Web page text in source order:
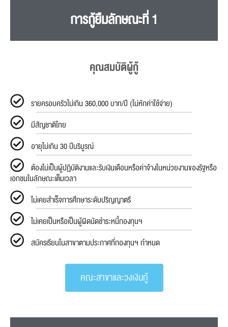
การกู้ยืมลักษณะที่ 1
คุณสมบัติผู้กู้
รายครอบครัวไม่เกิน 360,000 บาท/ปี (ไม่หักค่าใช้จ่าย)
มีสัญชาติไทย
อายุไม่เกิน 30 ปีบริบูรณ์
ต้องไม่เป็นผู้ปฏิบัติงานและรับเงินเดือนหรือค่าจ้างในหน่วยงานของรัฐหรือ
เอกชนในลักษณะเต็มเวลา
ไม่เคยสำเร็จการศึกษาระดับปริญญาตรี
ไม่เคยเป็นหรือเป็นผู้ผิดนัดชำระหนี้กองทุนฯ
สมัครเรียนในสาขาตามประกาศที่กองทุนฯ กำหนด
คณะสาขาและวงเงินกู้